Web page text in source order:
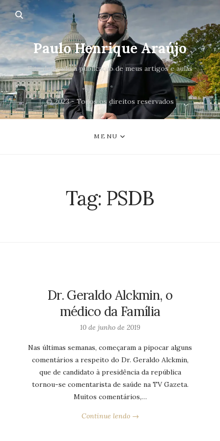
Paulo Henrique Araújo
Site dedicado a publicação de meus artigos e aulas
© 2023 - Todos os direitos reservados
MENU
Tag: PSDB
Dr. Geraldo Alckmin, o
médico da Família
10 de junho de 2019
Nas últimas semanas, começaram a pipocar alguns
comentários a respeito do Dr. Geraldo Alckmin,
que de candidato à presidência da república
tornou-se comentarista de saúde na TV Gazeta.
Muitos comentários,…
Continue lendo →